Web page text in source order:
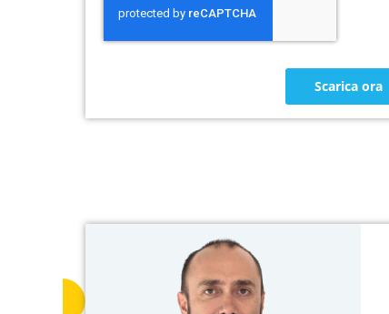
Scarica ora